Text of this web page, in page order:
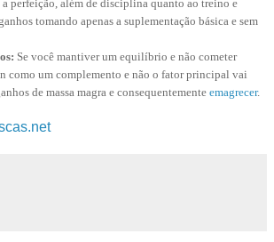
perfeição, além de disciplina quanto ao treino e
tomando apenas a suplementação básica e sem
Se você mantiver um equilíbrio e não cometer
como um complemento e não o fator principal vai
de massa magra e consequentemente emagrecer.